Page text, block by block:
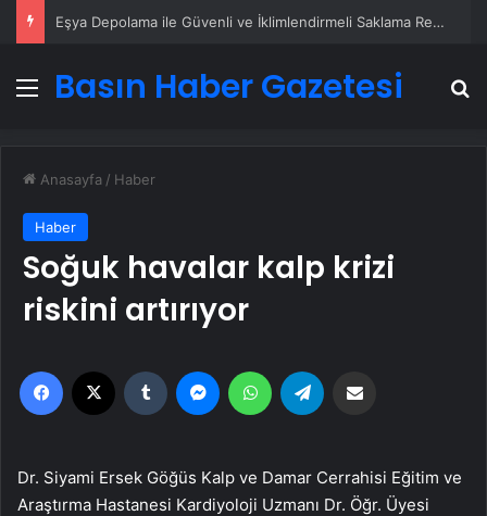
Eşya Depolama ile Güvenli ve İklimlendirmeli Saklama Rehberi
Menü
Basın Haber Gazetesi
Anasayfa / Haber
Haber
Soğuk havalar kalp krizi
riskini artırıyor
Facebook Tumblr MessengerWhatsApp
Dr. Siyami Ersek Göğüs Kalp ve Damar Cerrahisi Eğitim ve
Araştırma Hastanesi Kardiyoloji Uzmanı Dr. Öğr. Üyesi